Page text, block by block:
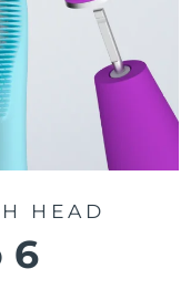
HEAD
6